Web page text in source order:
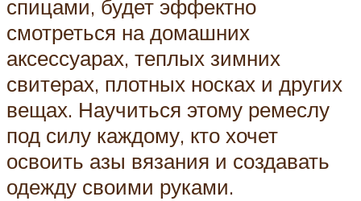
спицами, будет эффектно
смотреться на домашних
аксессуарах, теплых зимних
свитерах, плотных носках и других
вещах. Научиться этому ремеслу
под силу каждому, кто хочет
освоить азы вязания и создавать
одежду своими руками.